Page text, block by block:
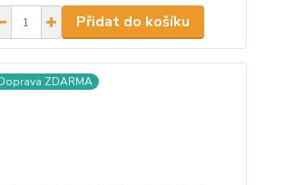
Přidat do košíku
ZDARMA